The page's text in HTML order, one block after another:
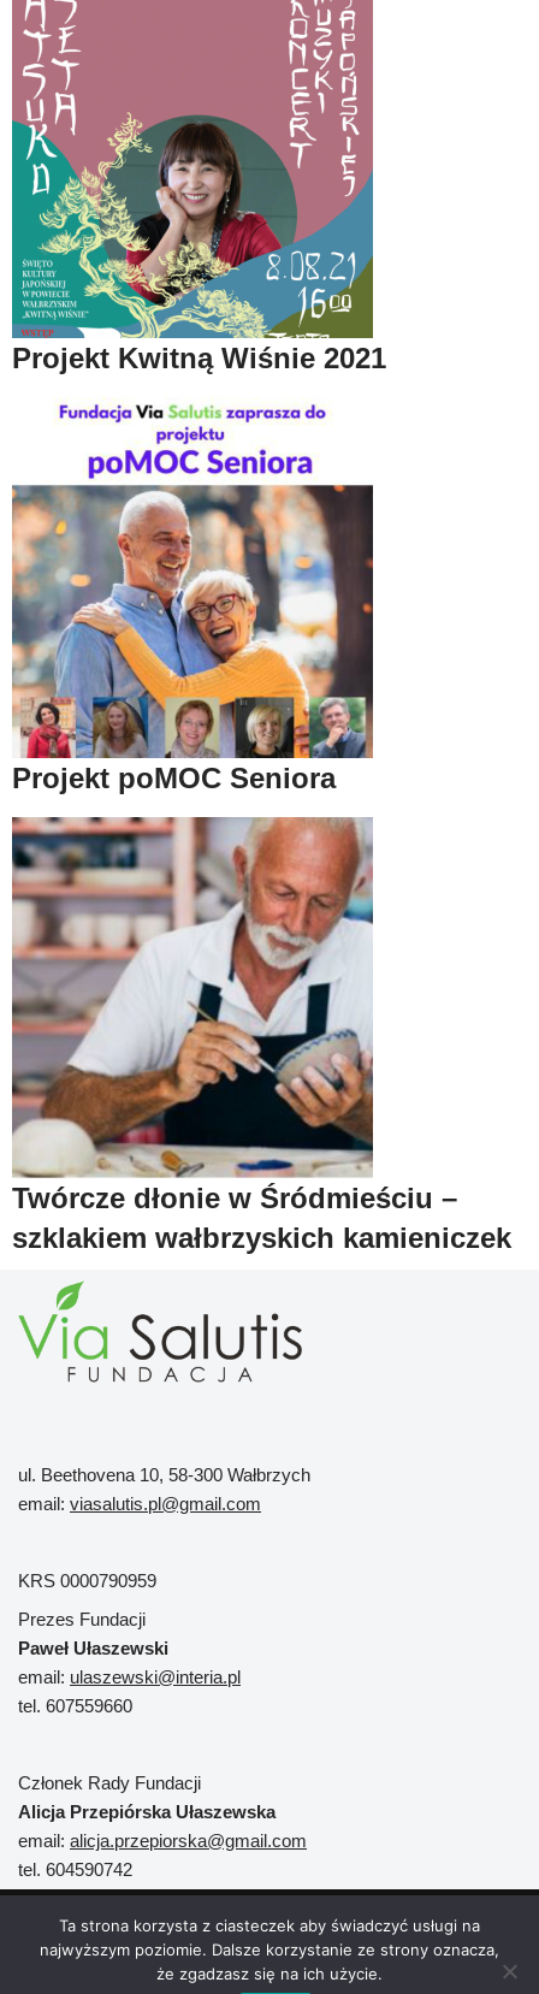
Projekt Kwitną Wiśnie 2021
Projekt poMOC Seniora
Twórcze dłonie w Śródmieściu –
szklakiem wałbrzyskich kamieniczek
ul. Beethovena 10, 58-300 Wałbrzych
email: viasalutis.pl@gmail.com
KRS 0000790959
Prezes Fundacji
Paweł Ułaszewski
email: ulaszewski@interia.pl
tel. 607559660
Członek Rady Fundacji
Alicja Przepiórska Ułaszewska
email: alicja.przepiorska@gmail.com
tel. 604590742
Strona główna Oferta fundacji Publikacje
Filmy
Ta strona korzysta z ciasteczek aby świadczyć usługi na
najwyższym poziomie. Dalsze korzystanie ze strony oznacza,
że zgadzasz się na ich użycie.